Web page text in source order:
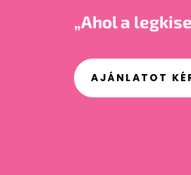
„Ahol a
AJÁNLATOT